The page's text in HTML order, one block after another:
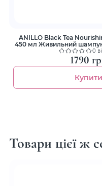
ANILLO Black Tea
450 мл Живильний
волосся
0
1790
Купити
Товари цієї ж